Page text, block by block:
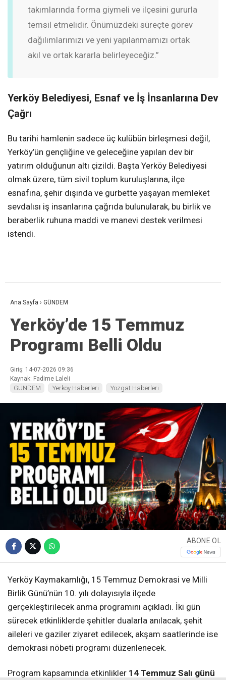
takımlarında forma giymeli ve ilçesini gururla
temsil etmelidir. Önümüzdeki süreçte görev
dağılımlarımızı ve yeni yapılanmamızı ortak
akıl ve ortak kararla belirleyeceğiz.”
Yerköy Belediyesi, Esnaf ve İş İnsanlarına Dev
Çağrı
Bu tarihi hamlenin sadece üç kulübün birleşmesi değil,
Yerköy’ün gençliğine ve geleceğine yapılan dev bir
yatırım olduğunun altı çizildi. Başta Yerköy Belediyesi
olmak üzere, tüm sivil toplum kuruluşlarına, ilçe
esnafına, şehir dışında ve gurbette yaşayan memleket
sevdalısı iş insanlarına çağrıda bulunularak, bu birlik ve
beraberlik ruhuna maddi ve manevi destek verilmesi
istendi.
Ana Sayfa › GÜNDEM
Yerköy’de 15 Temmuz
Programı Belli Oldu
Giriş: 14-07-2026 09:36
Kaynak: Fadime Laleli
GÜNDEM Yerköy Haberleri Yozgat Haberleri
ABONE OL
Yerköy Kaymakamlığı, 15 Temmuz Demokrasi ve Milli
Birlik Günü’nün 10. yılı dolayısıyla ilçede
gerçekleştirilecek anma programını açıkladı. İki gün
sürecek etkinliklerde şehitler dualarla anılacak, şehit
aileleri ve gaziler ziyaret edilecek, akşam saatlerinde ise
demokrasi nöbeti programı düzenlenecek.
Program kapsamında etkinlikler 14 Temmuz Salı günü